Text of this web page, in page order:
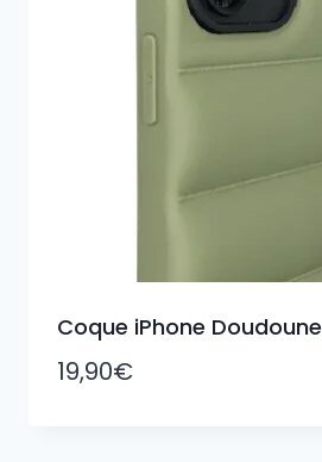
Coque iPhone Doudoune
19,90€